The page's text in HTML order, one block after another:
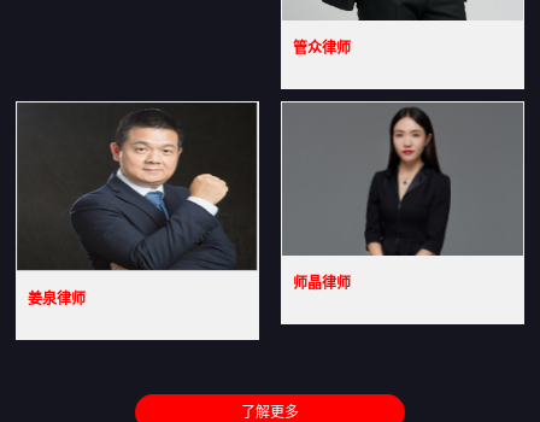
管众律师
姜泉律师
师晶律师
了解更多